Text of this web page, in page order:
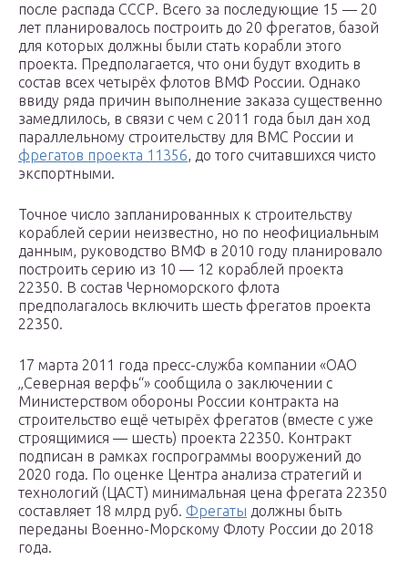
после распада СССР. Всего за последующие 15 — 20
лет планировалось построить до 20 фрегатов, базой
для которых должны были стать корабли этого
проекта. Предполагается, что они будут входить в
состав всех четырёх флотов ВМФ России. Однако
ввиду ряда причин выполнение заказа существенно
замедлилось, в связи с чем с 2011 года был дан ход
параллельному строительству для ВМС России и
фрегатов проекта 11356, до того считавшихся чисто
экспортными.
Точное число запланированных к строительству
кораблей серии неизвестно, но по неофициальным
данным, руководство ВМФ в 2010 году планировало
построить серию из 10 — 12 кораблей проекта
22350. В состав Черноморского флота
предполагалось включить шесть фрегатов проекта
22350.
17 марта 2011 года пресс-служба компании «ОАО
„Северная верфь“» сообщила о заключении с
Министерством обороны России контракта на
строительство ещё четырёх фрегатов (вместе с уже
строящимися — шесть) проекта 22350. Контракт
подписан в рамках госпрограммы вооружений до
2020 года. По оценке Центра анализа стратегий и
технологий (ЦАСТ) минимальная цена фрегата 22350
составляет 18 млрд руб. Фрегаты должны быть
переданы Военно-Морскому Флоту России до 2018
года.